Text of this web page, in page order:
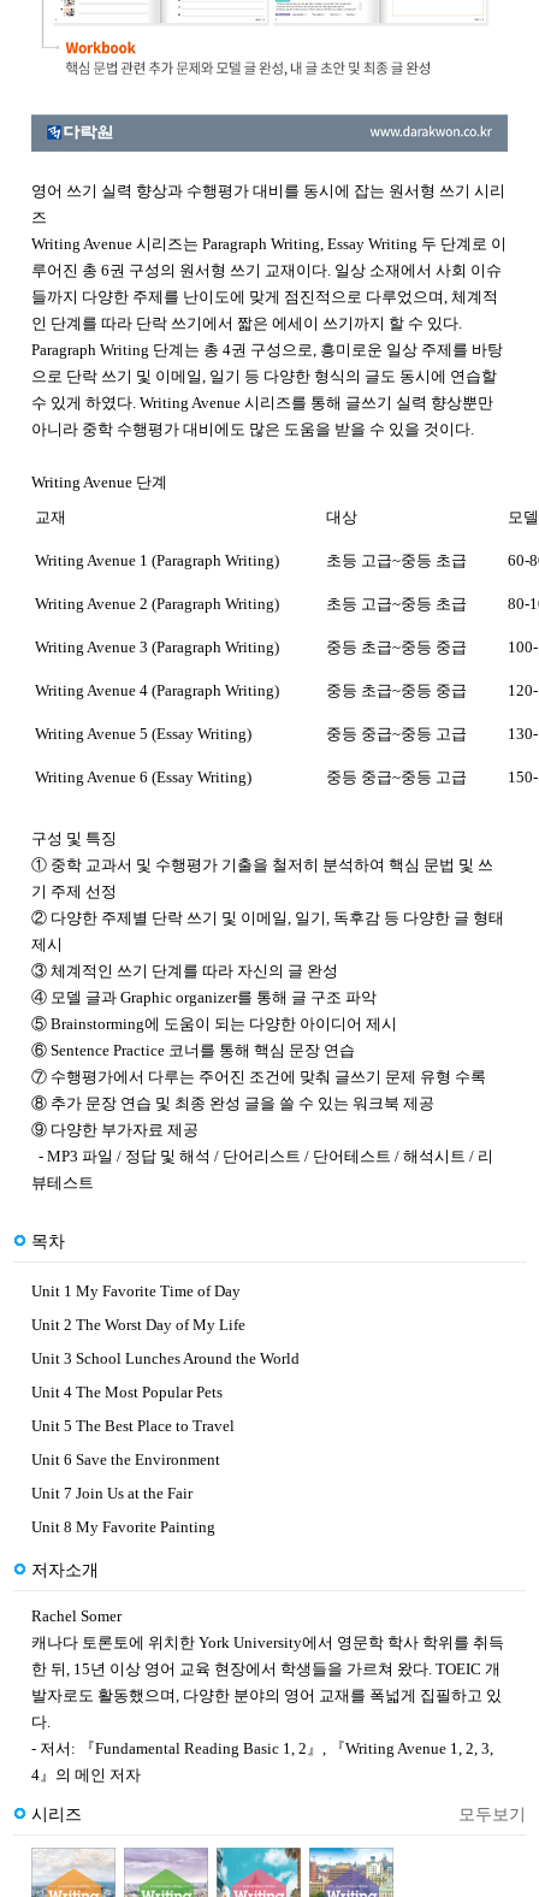
영어 쓰기 실력 향상과 수행평가 대비를 동시에 잡는 원서형 쓰기 시리
즈
Writing Avenue 시리즈는 Paragraph Writing, Essay Writing 두 단계로 이
루어진 총 6권 구성의 원서형 쓰기 교재이다. 일상 소재에서 사회 이슈
들까지 다양한 주제를 난이도에 맞게 점진적으로 다루었으며, 체계적
인 단계를 따라 단락 쓰기에서 짧은 에세이 쓰기까지 할 수 있다.
Paragraph Writing 단계는 총 4권 구성으로, 흥미로운 일상 주제를 바탕
으로 단락 쓰기 및 이메일, 일기 등 다양한 형식의 글도 동시에 연습할
수 있게 하였다. Writing Avenue 시리즈를 통해 글쓰기 실력 향상뿐만
아니라 중학 수행평가 대비에도 많은 도움을 받을 수 있을 것이다.
Writing Avenue 단계
교재
대상 모
Writing Avenue 1 (Paragraph Writing) 초등 고급~중등 초급 60-
Writing Avenue 2 (Paragraph Writing) 초등 고급~중등 초급 80-
Writing Avenue 3 (Paragraph Writing) 중등 초급~중등 중급
Writing Avenue 4 (Paragraph Writing) 중등 초급~중등 중급
Writing Avenue 5 (Essay Writing) 중등 중급~중등 고급
Writing Avenue 6 (Essay Writing) 중등 중급~중등 고급
구성 및 특징
① 중학 교과서 및 수행평가 기출을 철저히 분석하여 핵심 문법 및 쓰
기 주제 선정
② 다양한 주제별 단락 쓰기 및 이메일, 일기, 독후감 등 다양한 글 형태
제시
③ 체계적인 쓰기 단계를 따라 자신의 글 완성
④ 모델 글과 Graphic organizer를 통해 글 구조 파악
⑤ Brainstorming에 도움이 되는 다양한 아이디어 제시
⑥ Sentence Practice 코너를 통해 핵심 문장 연습
⑦ 수행평가에서 다루는 주어진 조건에 맞춰 글쓰기 문제 유형 수록
⑧ 추가 문장 연습 및 최종 완성 글을 쓸 수 있는 워크북 제공
⑨ 다양한 부가자료 제공
- MP3 파일 / 정답 및 해석 / 단어리스트 / 단어테스트 / 해석시트 / 리
뷰테스트
목차
Unit 1 My Favorite Time of Day
Unit 2 The Worst Day of My Life
Unit 3 School Lunches Around the World
Unit 4 The Most Popular Pets
Unit 5 The Best Place to Travel
Unit 6 Save the Environment
Unit 7 Join Us at the Fair
Unit 8 My Favorite Painting
저자소개
Rachel Somer
캐나다 토론토에 위치한 York University에서 영문학 학사 학위를 취득
한 뒤, 15년 이상 영어 교육 현장에서 학생들을 가르쳐 왔다. TOEIC 개
발자로도 활동했으며, 다양한 분야의 영어 교재를 폭넓게 집필하고 있
다.
- 저서: 『Fundamental Reading Basic 1, 2』, 『Writing Avenue 1, 2, 3,
4』의 메인 저자
시리즈 모두보기